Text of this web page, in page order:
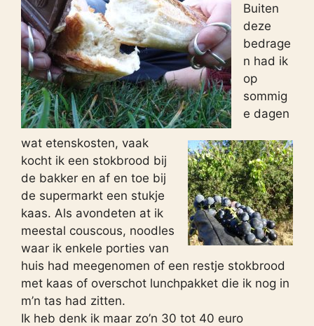
Buiten
deze
bedrage
n had ik
op
sommig
e dagen
wat etenskosten, vaak
kocht ik een stokbrood bij
de bakker en af en toe bij
de supermarkt een stukje
kaas. Als avondeten at ik
meestal couscous, noodles
waar ik enkele porties van
huis had meegenomen of een restje stokbrood
met kaas of overschot lunchpakket die ik nog in
m’n tas had zitten.
Ik heb denk ik maar zo’n 30 tot 40 euro